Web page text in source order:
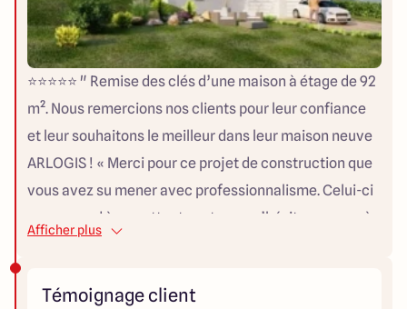
⭐⭐⭐⭐⭐ " Remise des clés d’une maison à étage de 92
m². Nous remercions nos clients pour leur confiance
et leur souhaitons le meilleur dans leur maison neuve
ARLOGIS ! « Merci pour ce projet de construction que
vous avez su mener avec professionnalisme. Celui-ci
correspond à nos attentes et nous n’hésiterons pas à
Rémi "
Afficher plus
Témoignage client